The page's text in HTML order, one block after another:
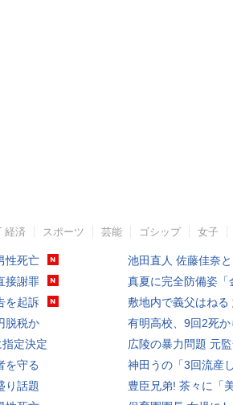
経済 スポーツ 芸能 ゴシップ 女子
性死亡
接謝罪
を起訴
脱税か
定決定
を守る
り話題
池田直人 佐藤佳奈
真夏に完全防備姿「
敷地内で義父はねる
有明高校、9回2死か
広陵の暴力問題 元
神田うの「3回流産
豊臣兄弟! 茶々に「